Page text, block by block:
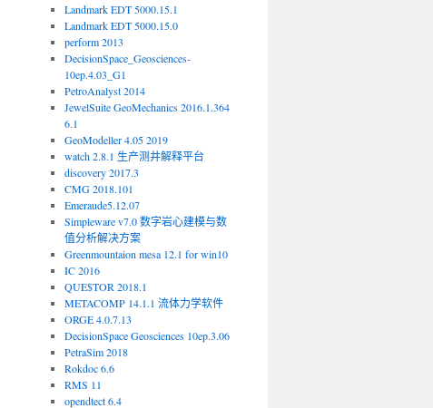
Landmark EDT 5000.15.1
Landmark EDT 5000.15.0
perform 2013
DecisionSpace_Geosciences-
10ep.4.03_G1
PetroAnalyst 2014
JewelSuite GeoMechanics 2016.1.364
6.1
GeoModeller 4.05 2019
watch 2.8.1 生产测井解释平台
discovery 2017.3
CMG 2018.101
Emeraude5.12.07
Simpleware v7.0 数字岩心建模与数
值分析解决方案
Greenmountaion mesa 12.1 for win10
IC 2016
QUE$TOR 2018.1
METACOMP 14.1.1 流体力学软件
ORGE 4.0.7.13
DecisionSpace Geosciences 10ep.3.06
PetraSim 2018
Rokdoc 6.6
RMS 11
opendtect 6.4